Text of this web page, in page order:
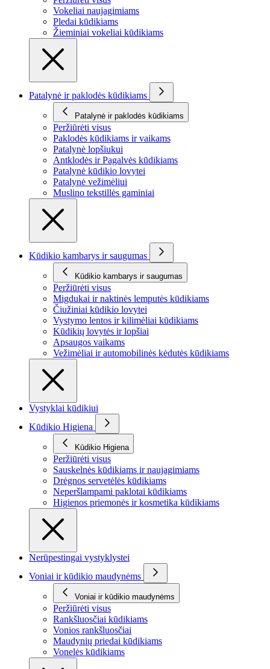
Vokeliai naujagimiams
Pledai kūdikiams
Žieminiai vokeliai kūdikiams
Patalynė ir paklodės kūdikiams
Patalynė ir paklodės kūdikiams
Peržiūrėti visus
Paklodės kūdikiams ir vaikams
Patalynė lopšiukui
Antklodės ir Pagalvės kūdikiams
Patalynė kūdikio lovytei
Patalynė vežimėliui
Muslino tekstillės gaminiai
Kūdikio kambarys ir saugumas
Kūdikio kambarys ir saugumas
Peržiūrėti visus
Migdukai ir naktinės lemputės kūdikiams
Čiužiniai kūdikio lovytei
Vystymo lentos ir kilimėliai kūdikiams
Kūdikių lovytės ir lopšiai
Apsaugos vaikams
Vežimėliai ir automobilinės kėdutės kūdikiams
Vystyklai kūdikiui
Kūdikio Higiena
Kūdikio Higiena
Peržiūrėti visus
Sauskelnės kūdikiams ir naujagimiams
Drėgnos servetėlės kūdikiams
Neperšlampami paklotai kūdikiams
Higienos priemonės ir kosmetika kūdikiams
Nerūpestingai vystyklystei
Voniai ir kūdikio maudynėms
Voniai ir kūdikio maudynėms
Peržiūrėti visus
Rankšluosčiai kūdikiams
Vonios rankšluosčiai
Maudynių priedai kūdikiams
Vonelės kūdikiams